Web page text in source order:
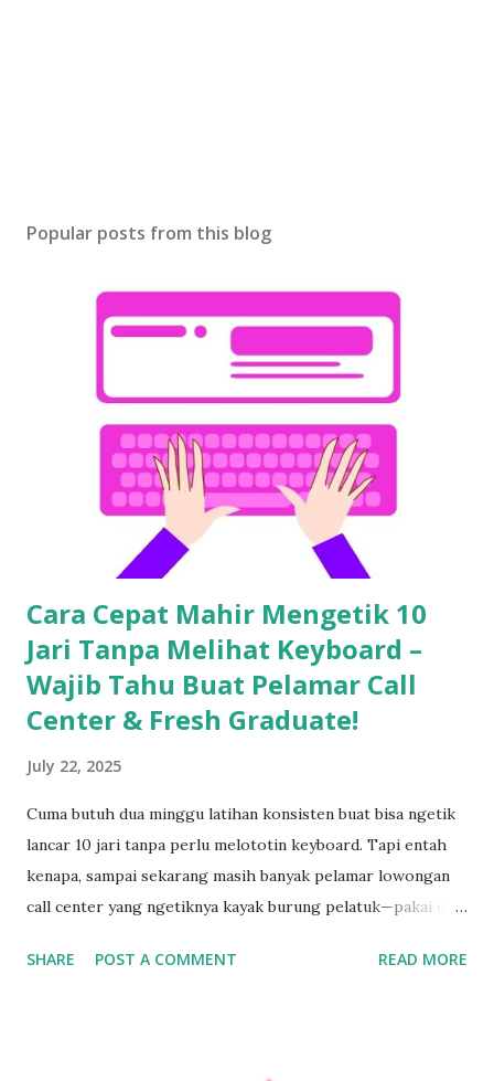
Popular posts from this blog
Cara Cepat Mahir Mengetik 10
Jari Tanpa Melihat Keyboard –
Wajib Tahu Buat Pelamar Call
Center & Fresh Graduate!
July 22, 2025
Cuma butuh dua minggu latihan konsisten buat bisa ngetik
lancar 10 jari tanpa perlu melototin keyboard. Tapi entah
kenapa, sampai sekarang masih banyak pelamar lowongan
call center yang ngetiknya kayak burung pelatuk—pakai dua
utama kalau kerja di dunia pelayanan pelanggan. Gak Bisa
SHARE POST A COMMENT READ MORE